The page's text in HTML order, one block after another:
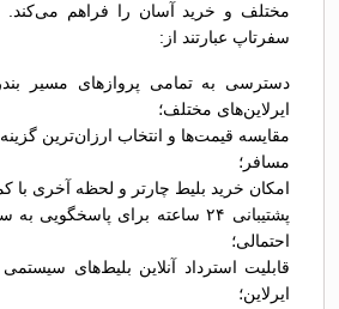
مختلف و خرید آسان را فراهم می‌کند.
سفرتاپ عبارتند از:
دسترسی به تمامی پروازهای مسیر
ایرلاین‌های مختلف؛
مقایسه قیمت‌ها و انتخاب ارزان‌ترین
مسافر؛
امکان خرید بلیط چارتر و لحظه آخری با
پشتیبانی ۲۴ ساعته برای
احتمالی؛
قابلیت استرداد آنلاین بلیط‌های
ایرلاین؛